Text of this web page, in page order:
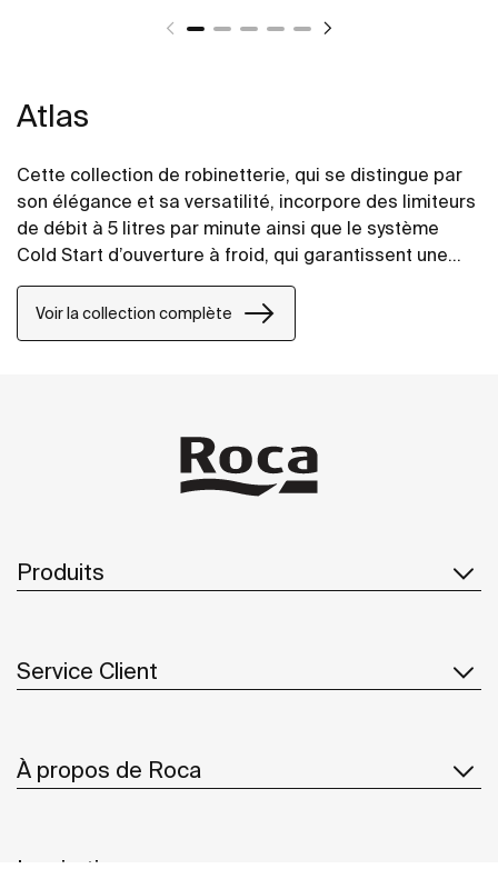
Atlas
Cette collection de robinetterie, qui se distingue par
son élégance et sa versatilité, incorpore des limiteurs
de débit à 5 litres par minute ainsi que le système
Cold Start d’ouverture à froid, qui garantissent une
meilleure économie dans la consommation d’eau et
d’énergie. De plus, afin d’offrir un plus grand confort,
le mélangeur pour la douche compte sur une étagère
Voir la collection complète
Produits
Service Client
À propos de Roca